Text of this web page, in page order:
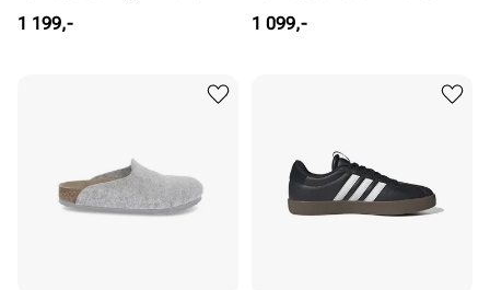
Pris
1 199,- Pris
1 099,-